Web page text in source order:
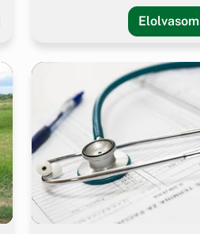
Elolvasom